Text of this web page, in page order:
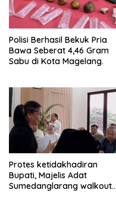
Polisi Berhasil Bekuk Pria
Bawa Seberat 4,46 Gram
Sabu di Kota Magelang.
Protes ketidakhadiran
Bupati, Majelis Adat
Sumedanglarang walkout